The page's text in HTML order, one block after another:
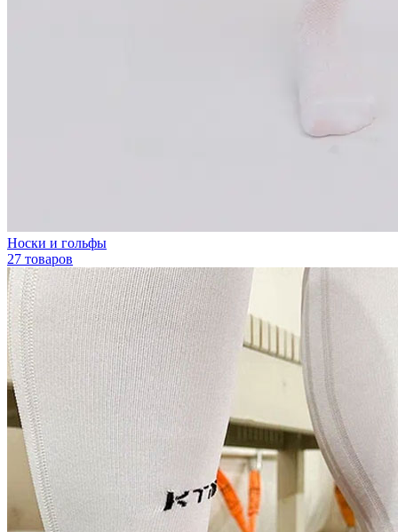
Носки и гольфы
27 товаров